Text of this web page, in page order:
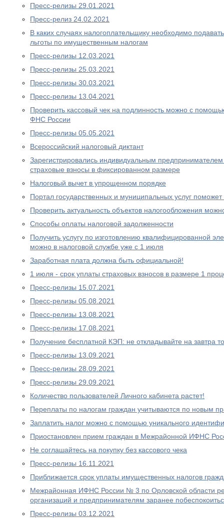
Пресс-релизы 29.01.2021
Пресс-релиз 24.02.2021
В каких случаях налогоплательщику необходимо
льготы по имущественным налогам
Пресс-релизы 12.03.2021
Пресс-релизы 25.03.2021
Пресс-релизы 30.03.2021
Пресс-релизы 13.04.2021
Проверить кассовый чек на подлинность можно с
ФНС России
Пресс-релизы 05.05.2021
Всероcсийский налоговый диктант
Зарегистрировались индивидуальным
страховые взносы в фиксированном размере
Налоговый вычет в упрощенном порядке
Портал государственных и муниципальных услуг
Проверить актуальность объектов налогообложения
Способы оплаты налоговой задолженности
Получить услугу по изготовлению квалифицированной
можно в налоговой службе уже с 1 июля
Заработная плата должна быть официальной!
1 июля - срок уплаты страховых взносов в размере 1
Пресс-релизы 15.07.2021
Пресс-релизы 05.08.2021
Пресс-релизы 13.08.2021
Пресс-релизы 17.08.2021
Получение бесплатной КЭП: не откладывайте на завтра
Пресс-релизы 13.09.2021
Пресс-релизы 28.09.2021
Пресс-релизы 29.09.2021
Количество пользователей Личного кабинета растет!
Переплаты по налогам граждан учитываются по новым
Заплатить налог можно с помощью уникального
Приостановлен прием граждан в Межрайонной ИФНС
Не соглашайтесь на покупку без кассового чека
Пресс-релизы 16.11.2021
Приближается срок уплаты имущественных налогов
Межрайонная ИФНС России № 3 по Орловской области
организаций и предпринимателям заранее
Пресс-релизы 03.12.2021